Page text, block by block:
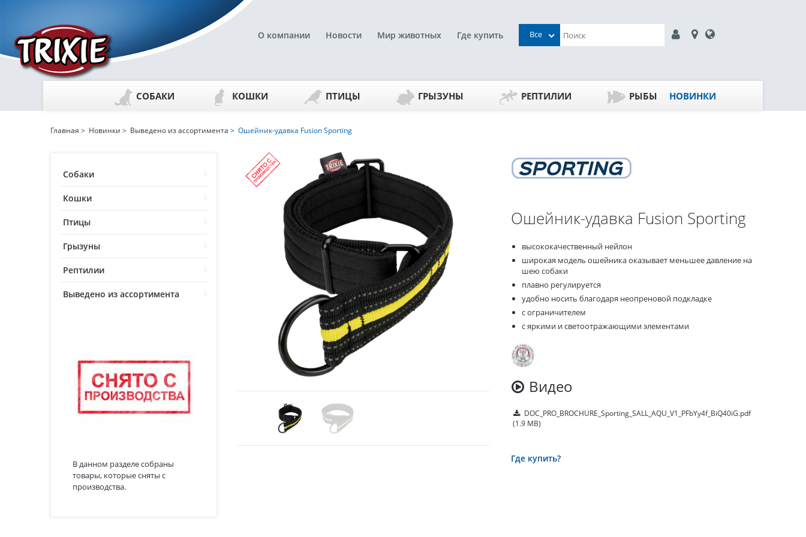
О компании Новости Мир животных Где купить Все
СОБАКИ КОШКИ ПТИЦЫ ГРЫЗУНЫ РЕПТИЛИИ РЫБЫ НОВИНКИ
Собаки
Кошки
Птицы
Грызуны
Рептилии
Выведено из ассортимента
В данном разделе собраны
товары, которые сняты с
производства.
Главная > Новинки > Выведено из ассортимента > Ошейник-удавка Fusion Sporting
Ошейник-удавка Fusion Sporting
высококачественный нейлон
широкая модель ошейника оказывает меньшее давление на
шею собаки
плавно регулируется
удобно носить благодаря неопреновой подкладке
с ограничителем
с яркими и светоотражающими элементами
Видео
DOC_PRO_BROCHURE_Sporting_SALL_AQU_V1_PFbYy4f_BiQ40iG.pdf
(1.9 MB)
Где купить?